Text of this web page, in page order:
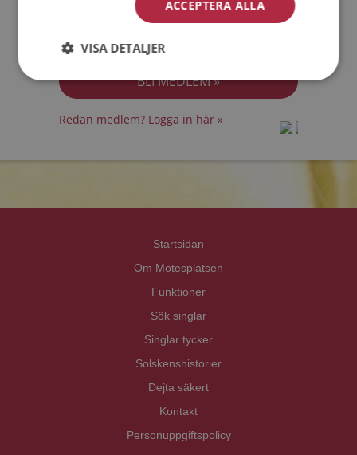
Medlemsvillkoren
Jag accepterarPersonuppgiftspolicyn
Redan medlem? Logga in här »
Startsidan
Om Mötesplatsen
Funktioner
Sök singlar
Singlar tycker
Solskenshistorier
Dejta säkert
Kontakt
Personuppgiftspolicy
ACCEPTERA ALLA
VISA DETALJER